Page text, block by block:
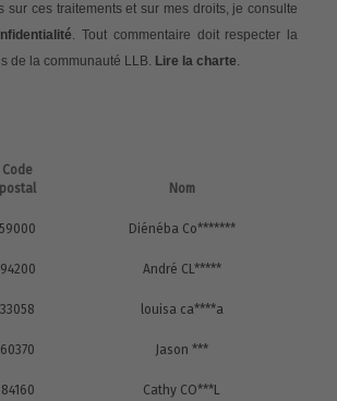
sur ces traitements et sur mes droits, je consulte
. Tout commentaire doit respecter la
de la communauté LLB. Lire la charte.
Code
postal
Nom
59000 Diénéba Co*******
94200 André CL*****
33058 louisa ca****a
60370 Jason ***
84160 Cathy CO***L